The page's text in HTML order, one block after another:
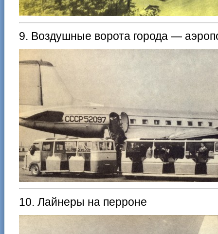
9. Воздушные ворота города —
10. Лайнеры на перроне